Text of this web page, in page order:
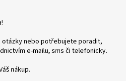
otázky nebo potřebujete poradit,
e-mailu, sms či telefonicky.
nákup.